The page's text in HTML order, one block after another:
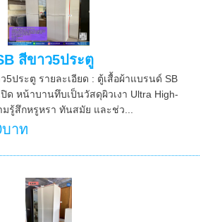
สีขาว5ประตู
5ประตู รายละเอียด : ตู้เสื้อผ้าแบรนด์ SB
ด หน้าบานทึบเป็นวัสดุผิวเงา Ultra High-
รู้สึกหรูหรา ทันสมัย และช่ว...
บาท